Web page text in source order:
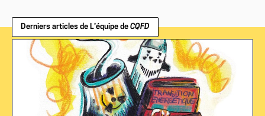
Derniers articles de L’équipe de CQFD